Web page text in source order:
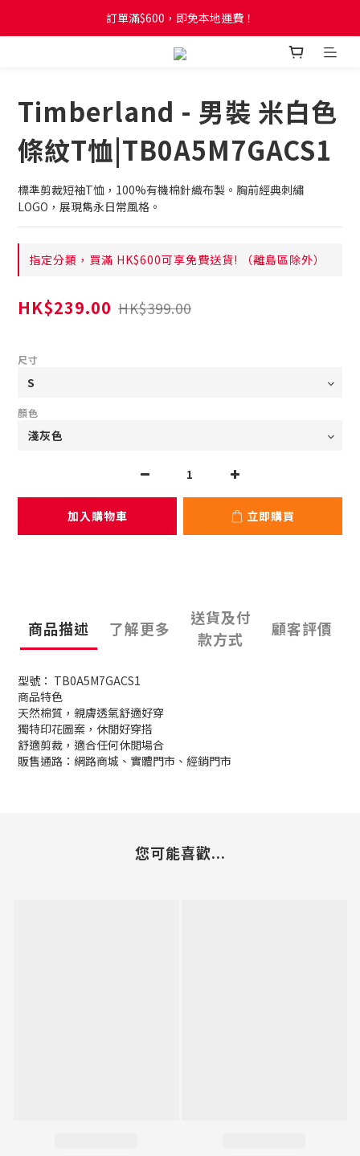
訂單滿$600，即免本地運費！
訂單滿$600，即免本地運費！
全新網店會員制度! 2%消費回贈! 買1蚊儲1分! 儲夠50分當1蚊!
Timberland - 男裝 米白色
條紋T恤|TB0A5M7GACS1
標準剪裁短袖T恤，100%有機棉針織布製。胸前經典刺繡
LOGO，展現雋永日常風格。
指定分類，買滿 HK$600可享免費送貨! （離島區除外）
HK$239.00 HK$399.00
尺寸
顏色
加入購物車 立即購買
商品描述 了解更多
送貨及付
款方式
顧客評價
型號： TB0A5M7GACS1
商品特色
天然棉質，親膚透氣舒適好穿
獨特印花圖案，休閒好穿搭
舒適剪裁，適合任何休閒場合
販售通路：網路商城、實體門市、經銷門市
您可能喜歡...